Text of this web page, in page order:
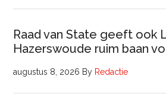
Raad van State geeft ook
Hazerswoude ruim baan
augustus 8, 2026 By Redactie